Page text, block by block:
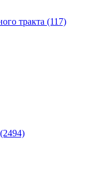
тракта (117)
(2494)